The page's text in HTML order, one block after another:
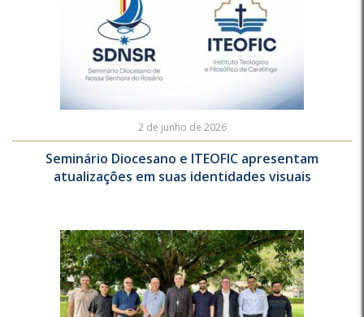
2 de junho de 2026
Seminário Diocesano e ITEOFIC apresentam
atualizações em suas identidades visuais